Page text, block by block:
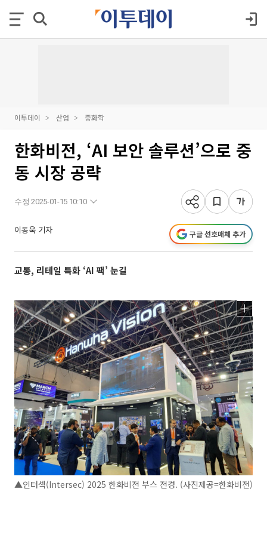
이투데이 산업 중화학
한화비전, ‘AI 보안 솔루션’으로 중
동 시장 공략
수정 2025-01-15 10:10
이동욱 기자 구글 선호매체 추가
교통, 리테일 특화 ‘AI 팩’ 눈길
▲인터섹(Intersec) 2025 한화비전 부스 전경. (사진제공=한화비전)